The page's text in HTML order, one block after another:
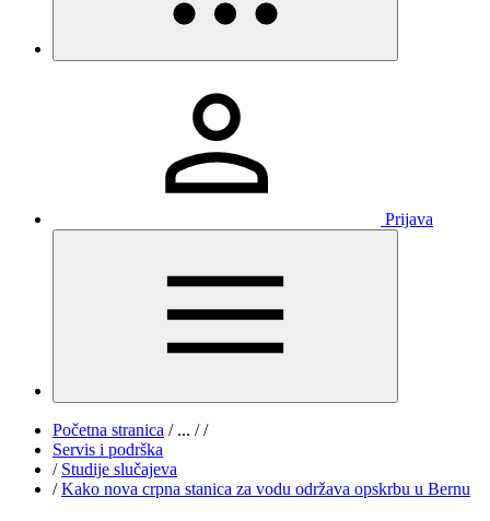
Prijava
Početna stranica /... / /
Servis i podrška
/ Studije slučajeva
/ Kako nova crpna stanica za vodu održava opskrbu u Bernu